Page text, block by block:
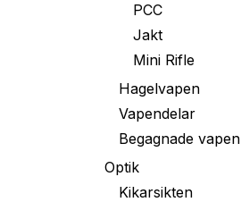
PCC
Jakt
Mini Rifle
Hagelvapen
Vapendelar
Begagnade vapen
Optik
Kikarsikten